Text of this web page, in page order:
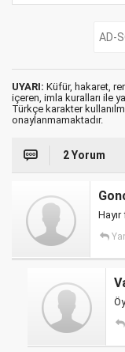
UYARI: Küfür, hakaret,
içeren, imla kuralları ile
Türkçe karakter
onaylanmamaktadır.
2 Yorum